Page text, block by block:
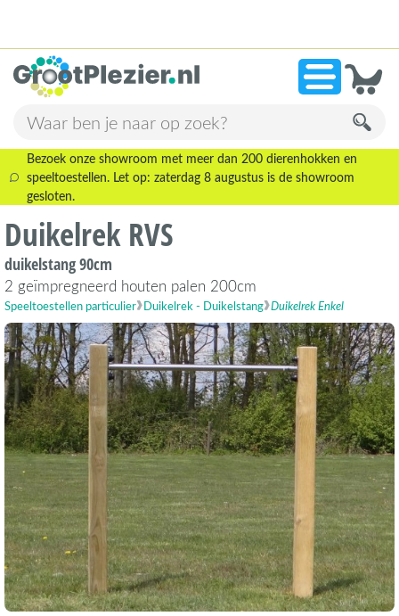
»13.945 beoordelingen!
Bezoek onze showroom met meer dan 200 dierenhokken en
speeltoestellen. Let op: zaterdag 8 augustus is de showroom
gesloten.
Duikelrek RVS
duikelstang 90cm
2 geïmpregneerd houten palen 200cm
Speeltoestellen particulier Duikelrek - Duikelstang Duikelrek Enkel